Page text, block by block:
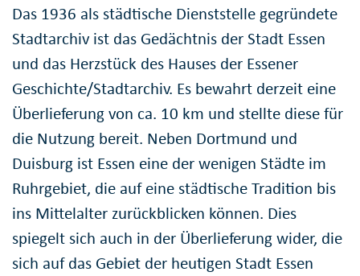
Das 1936 als städtische Dienststelle gegründete
Stadtarchiv ist das Gedächtnis der Stadt Essen
und das Herzstück des Hauses der Essener
Geschichte/Stadtarchiv. Es bewahrt derzeit eine
Überlieferung von ca. 10 km und stellte diese für
die Nutzung bereit. Neben Dortmund und
Duisburg ist Essen eine der wenigen Städte im
Ruhrgebiet, die auf eine städtische Tradition bis
ins Mittelalter zurückblicken können. Dies
spiegelt sich auch in der Überlieferung wider, die
sich auf das Gebiet der heutigen Stadt Essen